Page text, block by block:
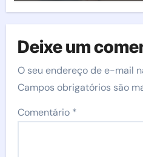
Deixe um
O seu endereço de e-mail
Campos obrigatórios são
Comentário *